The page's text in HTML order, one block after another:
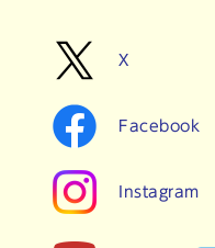
X
Facebook
Instagram